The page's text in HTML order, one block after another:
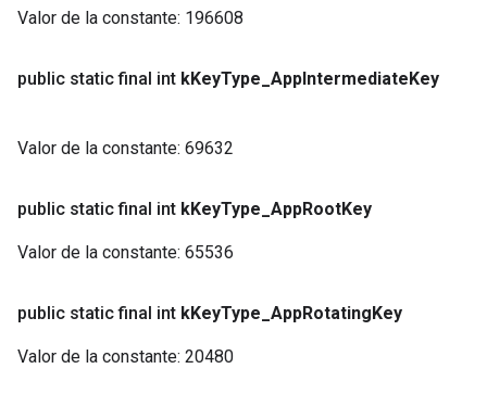
Valor de la constante: 196608
public static final int kKeyType AppIntermediateKey
Valor de la constante: 69632
public static final int kKeyType AppRootKey
Valor de la constante: 65536
public static final int kKeyType AppRotatingKey
Valor de la constante: 20480